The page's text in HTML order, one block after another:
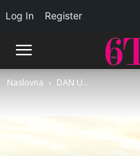
Naslovna DAN U...
Log In Register